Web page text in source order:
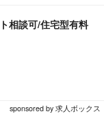
相談可/住宅型有料
sponsored by 求人ボックス